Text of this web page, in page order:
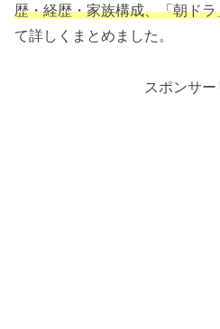
歴・経歴・家族構成、「朝ド
て詳しくまとめました。
スポンサー